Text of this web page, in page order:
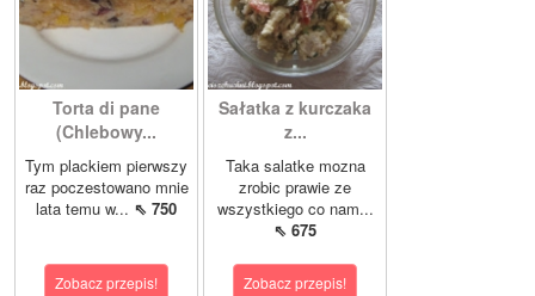
Torta di pane
(Chlebowy...
Tym plackiem pierwszy
raz poczestowano mnie
lata temu w... ⇖ 750
Zobacz przepis!
Sałatka z kurczaka
z...
Taka salatke mozna
zrobic prawie ze
wszystkiego co nam...
⇖ 675
Zobacz przepis!